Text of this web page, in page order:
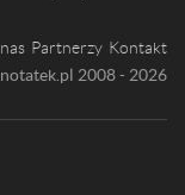
Partnerzy Kontakt
2008 - 2026